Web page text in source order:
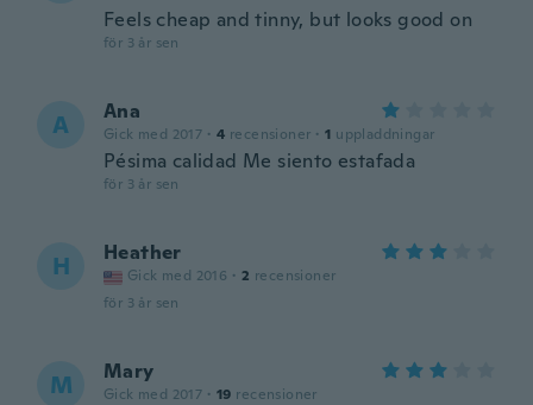
Feels cheap and tinny, but looks good on
för 3 år sen
A Ana
Gick med 2017 · 4 recensioner · 1 uppladdningar
Pésima calidad Me siento estafada
för 3 år sen
H Heather
Gick med 2016 · 2 recensioner
för 3 år sen
M Mary
Gick med 2017 · 19 recensioner